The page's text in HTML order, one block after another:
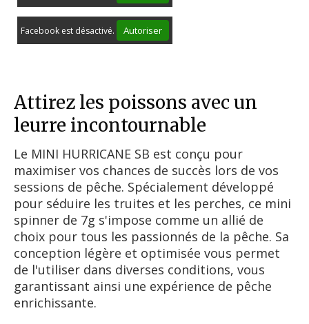
Facebook est désactivé. Autoriser
Attirez les poissons avec un
leurre incontournable
Le MINI HURRICANE SB est conçu pour
maximiser vos chances de succès lors de vos
sessions de pêche. Spécialement développé
pour séduire les truites et les perches, ce mini
spinner de 7g s'impose comme un allié de
choix pour tous les passionnés de la pêche. Sa
conception légère et optimisée vous permet
de l'utiliser dans diverses conditions, vous
garantissant ainsi une expérience de pêche
enrichissante.